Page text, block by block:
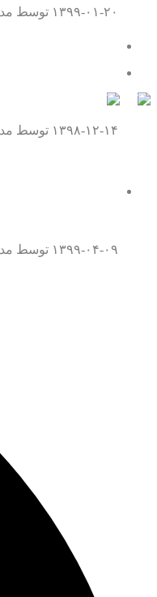
۱۳۹۹-۰۱-۲۰ توسط
۱۳۹۸-۱۲-۱۴ توسط
۱۳۹۹-۰۴-۰۹ توسط